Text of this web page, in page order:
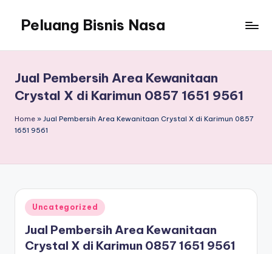
Peluang Bisnis Nasa
Jual Pembersih Area Kewanitaan
Crystal X di Karimun 0857 1651 9561
Home » Jual Pembersih Area Kewanitaan Crystal X di Karimun 0857
1651 9561
Posted
in
Uncategorized
Jual Pembersih Area Kewanitaan
Crystal X di Karimun 0857 1651 9561